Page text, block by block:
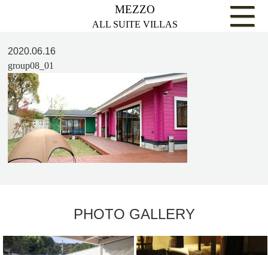
MEZZO
ALL SUITE VILLAS
2020.06.16
group08_01
PHOTO GALLERY